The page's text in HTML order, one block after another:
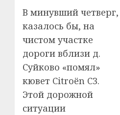
В минувший четверг,
казалось бы, на
чистом участке
дороги вблизи д.
Суйково «помял»
кювет Citroёn C3.
Этой дорожной
ситуации